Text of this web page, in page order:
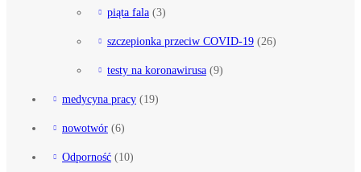
piąta fala (3)
szczepionka przeciw COVID-19 (26)
testy na koronawirusa (9)
medycyna pracy (19)
nowotwór (6)
Odporność (10)